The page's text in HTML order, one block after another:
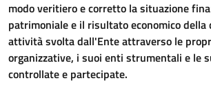
modo veritiero e corretto la situazione
patrimoniale e il risultato economico della
attività svolta dall'Ente attraverso le
organizzative, i suoi enti strumentali e le
controllate e partecipate.